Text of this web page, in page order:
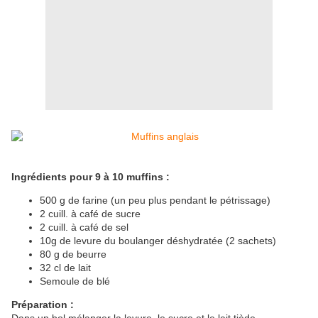
Ingrédients pour 9 à 10 muffins :
500 g de farine (un peu plus pendant le pétrissage)
2 cuill. à café de sucre
2 cuill. à café de sel
10g de levure du boulanger déshydratée (2 sachets)
80 g de beurre
32 cl de lait
Semoule de blé
Préparation :